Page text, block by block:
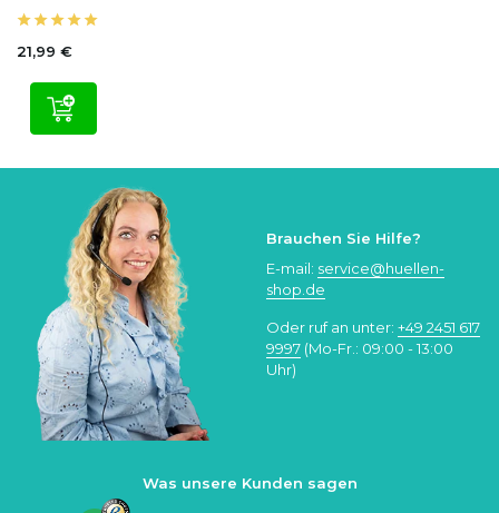
21,99 €
Brauchen Sie Hilfe?
E-mail: service@huellen-
shop.de
Oder ruf an unter: +49 2451 617
9997 (Mo-Fr.: 09:00 - 13:00
Uhr)
Was unsere Kunden sagen